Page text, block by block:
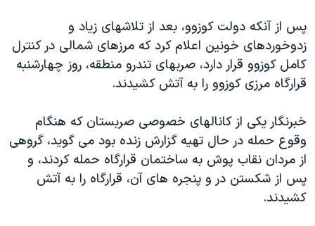
دادگاه حمید نوری
چهل سال گروگان‌گیری
قانون شفافیت دارائی کادر رهبری ایران
اعتراضات مردمی آبان ۹۸
اسرائیل در جنگ
نرگس محمدی برنده جایزه نوبل صلح
پس از آنکه دولت کوزوو، بعد از تلاشهای زياد و
زدوخوردهای خونين اعلام کرد که مرزهای شمالی در کنترل
کامل کوزوو قرار دارد، صربهای تندرو منطقه، روز چهارشنبه
قرارگاه مرزی کوزوو را به آتش کشيدند.
خبرنگار يکی از کانالهای خصوصی صربستان که هنگام
وقوع حمله در حال تهيه گزارش زنده بود می گويد، گروهی
از مردان نقاب پوش به ساختمان قرارگاه حمله کردند، و
پس از شکستن در و پنجره های آن، قرارگاه را به آتش
کشيدند.